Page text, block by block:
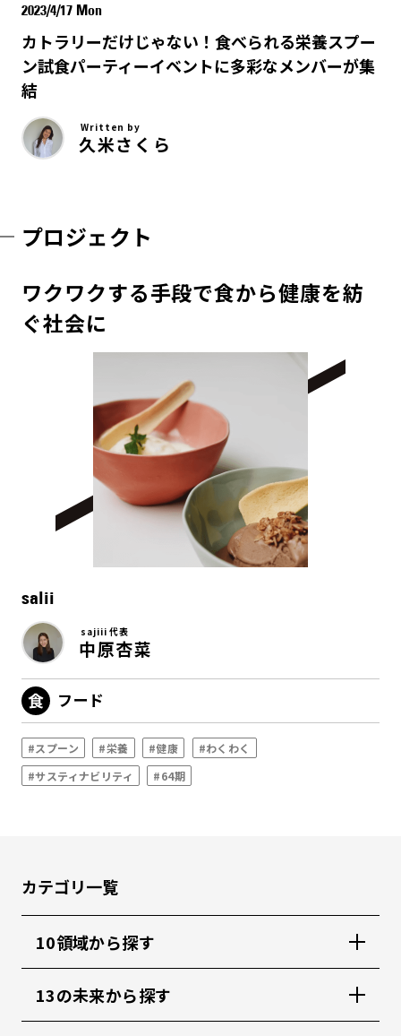
2023/4/17 Mon
カトラリーだけじゃない！食べられる栄養スプー
ン試食パーティーイベントに多彩なメンバーが集
結
Written by
久米さくら
プロジェクト
ワクワクする手段で食から健康を紡
ぐ社会に
salii
sajiii 代表
中原杏菜
フード
#スプーン #栄養 #健康
#わくわく
#サスティナビリティ
#64期
カテゴリ一覧
10領域から探す
13の未来から探す